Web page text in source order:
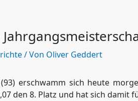
/ Von Oliver Geddert
erschwamm sich heute
den 8. Platz und hat sich damit